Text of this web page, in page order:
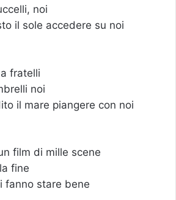
noi
il sole accedere su noi
fratelli
noi
il mare piangere con noi
film di mille scene
fine
fanno stare bene